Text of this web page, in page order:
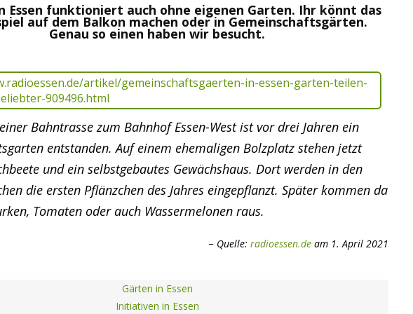
Essen funktioniert auch ohne eigenen Garten. Ihr könnt das
auf dem Balkon machen oder in Gemeinschaftsgärten.
Genau so einen haben wir besucht.
Bahntrasse zum Bahnhof Essen-West ist vor drei Jahren ein
entstanden. Auf einem ehemaligen Bolzplatz stehen jetzt
und ein selbstgebautes Gewächshaus. Dort werden in den
die ersten Pflänzchen des Jahres eingepflanzt. Später kommen da
Tomaten oder auch Wassermelonen raus.
Quelle: radioessen.de am 1. April 2021
Gärten in Essen
Initiativen in Essen